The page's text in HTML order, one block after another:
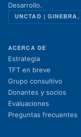
Desarrollo.
UNCTAD | GINEBRA,
ACERCA DE
Estrategia
TFT en breve
Grupo consultivo
Donantes y socios
Evaluaciones
Preguntas frecuentes